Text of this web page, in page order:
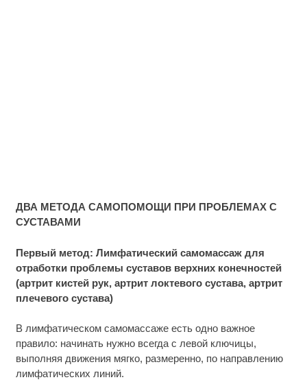
ДВА МЕТОДА САМОПОМОЩИ ПРИ ПРОБЛЕМАХ С
СУСТАВАМИ
Первый метод: Лимфатический самомассаж для
отработки проблемы суставов верхних конечностей
(артрит кистей рук, артрит локтевого сустава, артрит
плечевого сустава)
В лимфатическом самомассаже есть одно важное
правило: начинать нужно всегда с левой ключицы,
выполняя движения мягко, размеренно, по направлению
лимфатических линий.